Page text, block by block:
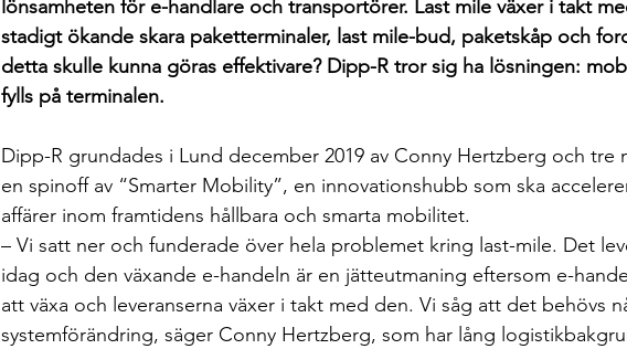
lönsamheten för e-handlare och transportörer. Last mile växer i takt
stadigt ökande skara paketterminaler, last mile-bud, paketskåp och
detta skulle kunna göras effektivare? Dipp-R tror sig ha lösningen:
fylls på terminalen.
Dipp-R grundades i Lund december 2019 av Conny Hertzberg och tre
en spinoff av “Smarter Mobility”, en innovationshubb som ska
affärer inom framtidens hållbara och smarta mobilitet.
– Vi satt ner och funderade över hela problemet kring last-mile. Det
idag och den växande e-handeln är en jätteutmaning eftersom e-
att växa och leveranserna växer i takt med den. Vi såg att det behövs
systemförändring, säger Conny Hertzberg, som har lång